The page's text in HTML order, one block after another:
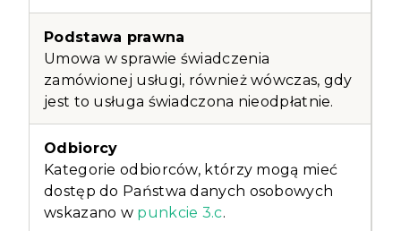
Umowa w sprawie świadczenia
zamówionej usługi, również wówczas, gdy
jest to usługa świadczona nieodpłatnie.
Kategorie odbiorców, którzy mogą mieć
dostęp do Państwa danych osobowych
wskazano w punkcie 3.c.